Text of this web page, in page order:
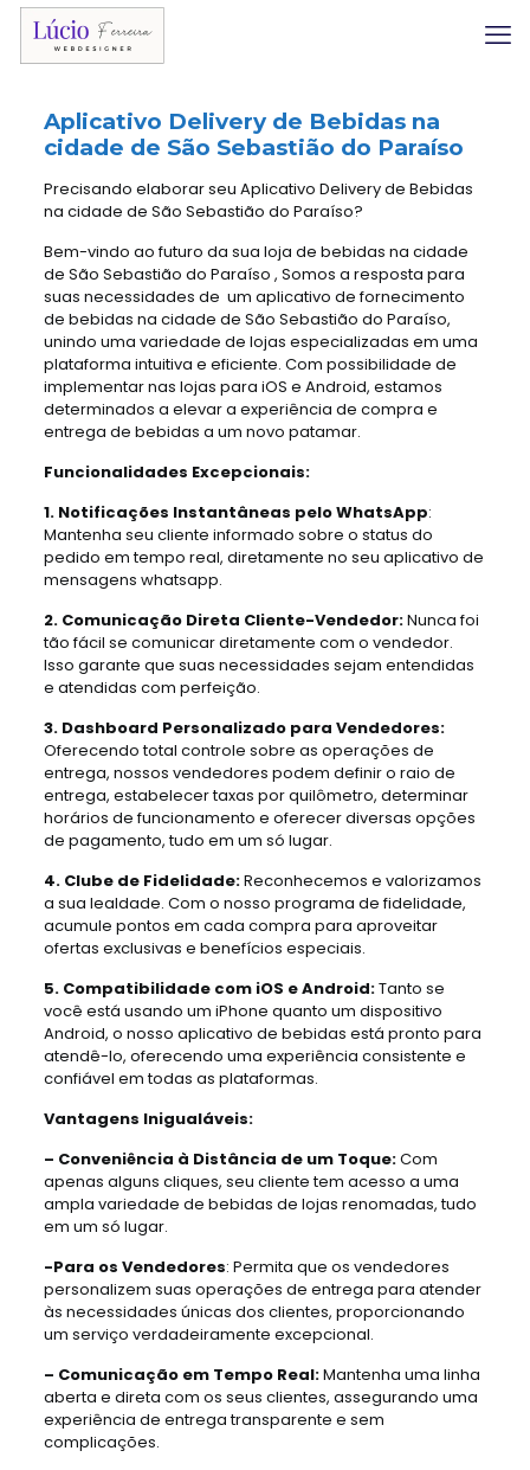
Aplicativo Deliveryde Bebidas na
cidade de São Sebastião do Paraíso
Precisando elaborar seu Aplicativo Delivery de Bebidas
na cidade de São Sebastião do Paraíso?
Bem-vindo ao futuro da sua loja de bebidas na cidade
de São Sebastião do Paraíso , Somos a resposta para
suas necessidades de um aplicativo de fornecimento
de bebidas na cidade de São Sebastião do Paraíso,
unindo uma variedade de lojas especializadas em uma
plataforma intuitiva e eficiente. Com possibilidade de
implementar nas lojas para iOS e Android, estamos
determinados a elevar a experiência de compra e
entrega de bebidas a um novo patamar.
Funcionalidades Excepcionais:
1. Notificações Instantâneas pelo WhatsApp:
Mantenha seu cliente informado sobre o status do
pedido em tempo real, diretamente no seu aplicativo de
mensagens whatsapp.
2. Comunicação Direta Cliente-Vendedor:Nunca foi
tão fácil se comunicar diretamente com o vendedor.
Isso garante que suas necessidades sejam entendidas
e atendidas com perfeição.
3. Dashboard Personalizado para Vendedores:
Oferecendo total controle sobre as operações de
entrega, nossos vendedores podem definir o raio de
entrega, estabelecer taxas por quilômetro, determinar
horários de funcionamento e oferecer diversas opções
de pagamento, tudo em um só lugar.
4. Clube de Fidelidade:Reconhecemos e valorizamos
a sua lealdade. Com o nosso programa de fidelidade,
acumule pontos em cada compra para aproveitar
ofertas exclusivas e benefícios especiais.
5. Compatibilidade com iOS e Android:Tanto se
você está usando um iPhone quanto um dispositivo
Android, o nosso aplicativo de bebidas está pronto para
atendê-lo, oferecendo uma experiência consistente e
confiável em todas as plataformas.
Vantagens Inigualáveis:
– Conveniência à Distância de um Toque:Com
apenas alguns cliques, seu cliente tem acesso a uma
ampla variedade de bebidas de lojas renomadas, tudo
em um só lugar.
-Para os Vendedores: Permita que os vendedores
personalizem suas operações de entrega para atender
às necessidades únicas dos clientes, proporcionando
um serviço verdadeiramente excepcional.
– Comunicação em Tempo Real:Mantenha uma linha
aberta e direta com os seus clientes, assegurando uma
experiência de entrega transparente e sem
complicações.